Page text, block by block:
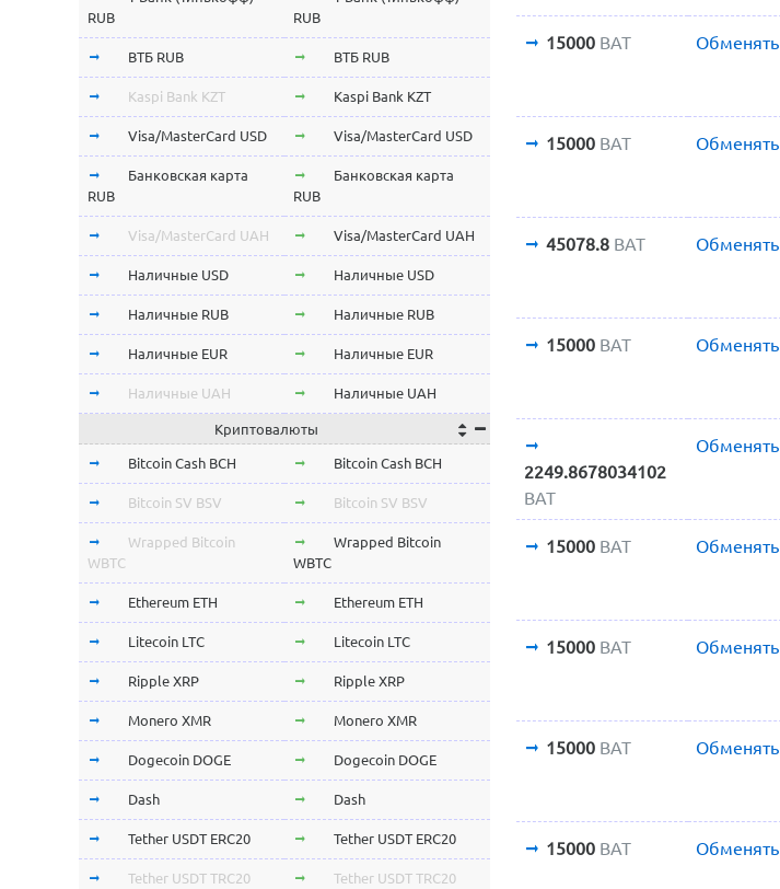
15000 BAT Обменять
15000 BAT Обменять
45078.8 BAT Обменять
15000 BAT Обменять
2249.8678034102
BAT
Обменять
15000 BAT Обменять
15000 BAT Обменять
15000 BAT Обменять
15000 BAT Обменять
RUB
RUB
ВТБ RUB ВТБ RUB
Kaspi Bank KZT Kaspi Bank KZT
Visa/MasterCard USD Visa/MasterCard USD
Банковская карта
RUB
Банковская карта
RUB
Visa/MasterCard UAH Visa/MasterCard UAH
Наличные USD Наличные USD
Наличные RUB Наличные RUB
Наличные EUR Наличные EUR
Наличные UAH Наличные UAH
Криптовалюты
Bitcoin Cash BCH Bitcoin Cash BCH
Bitcoin SV BSV Bitcoin SV BSV
Wrapped Bitcoin
WBTC
Wrapped Bitcoin
WBTC
Ethereum ETH Ethereum ETH
Litecoin LTC Litecoin LTC
Ripple XRP Ripple XRP
Monero XMR Monero XMR
Dogecoin DOGE Dogecoin DOGE
Dash Dash
Tether USDT ERC20 Tether USDT ERC20
Tether USDT TRC20 Tether USDT TRC20